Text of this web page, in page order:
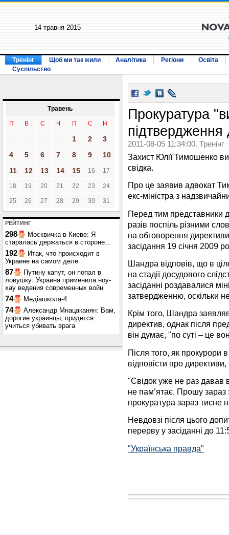
14 травня 2015
Тренінг Щоб ми так жили Аналітика Регіони
Освіта
Суспільство
Травень
П В С Ч П С Н
1 2
3
4
5 6 7 8 9
10
11
12 13 14 15 16 17
18 19 20 21 22 23 24
25 26 27 28 29 30 31
РЕЙТИНГ
298
Москвичка в Киеве: Я
старалась держаться в стороне...
192
Итак, что происходит в
Украине на самом деле
87
Путину капут, он попал в
ловушку: Украина применила ноу-
хау ведения современных войн
74 Медіашкола-4
74
Александр Мнацаканян: Вам,
дорогие украинцы, придется
учиться убивать врага
Прокуратура
підтвердження
2011-08-05 11:34:00. Тренінг
Захист Юлії Тимошенко
свідка.
Про це заявив адвокат
екс-міністра з
Перед тим представники
разів поспіль різними
на обговорення
засідання 19 січня 2009
Шандра відповів, що в
на стадії досудового
засіданні роздавалися
затвердженню, оскільки
Крім того, Шандра
директив, однак після
він думає, "по суті – це
Після того, як прокурори
відповісти про
"Свідок уже не раз давав
не пам’ятає. Прошу зараз
прокуратура зараз тисне
Невдовзі після цього
перерву у засіданні до
"Українська правда"